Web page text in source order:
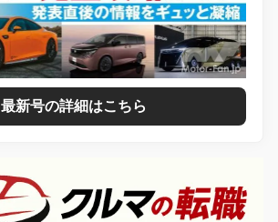
最新号の詳細はこちら